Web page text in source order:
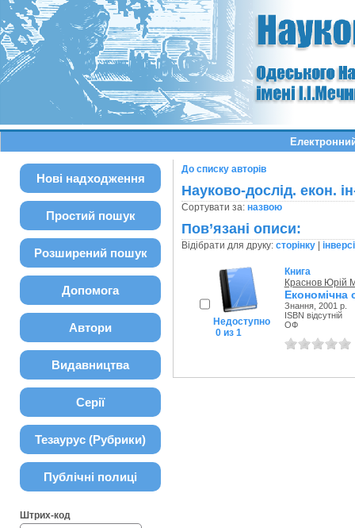
Нові надходження
Простий пошук
Розширений пошук
Допомога
Автори
Видавництва
Серії
Тезаурус (Рубрики)
Публічні полиці
Штрих-код
До списку авторів
Науково-дослід. екон.
Сортувати за: назвою
Пов’язані описи:
Відібрати для друку: сторінку|
Недоступно
0 из 1
Книга
Краснов Юрій
Економічна
Знання, 2001 р.
ISBN відсутній
ОФ